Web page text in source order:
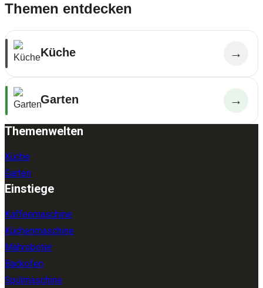
Themen entdecken
Küche →
Garten →
Themenwelten
Küche
Garten
Einstiege
Kaffeemaschine
Küchenmaschine
Mähroboter
Backofen
Spülmaschine